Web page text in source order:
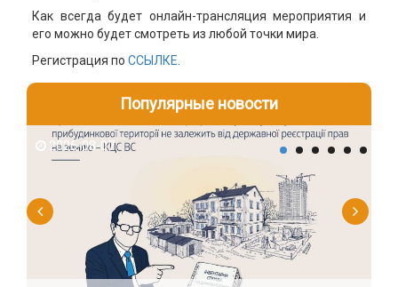
Как всегда будет онлайн-трансляция мероприятия и
его можно будет смотреть из любой точки мира.
Регистрация по ССЫЛКЕ
Популярные новости
2026-08-07